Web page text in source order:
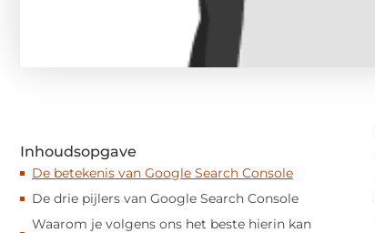
Inhoudsopgave
De betekenis van Google Search Console
De drie pijlers van Google Search Console
Waarom je volgens ons het beste hierin kan